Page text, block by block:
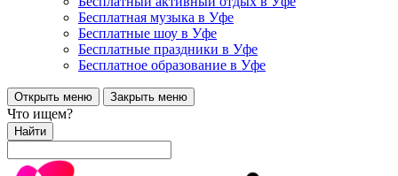
Бесплатная музыка в Уфе
Бесплатные шоу в Уфе
Бесплатные праздники в Уфе
Бесплатное образование в Уфе
Открыть меню Закрыть меню
Что ищем?
Найти